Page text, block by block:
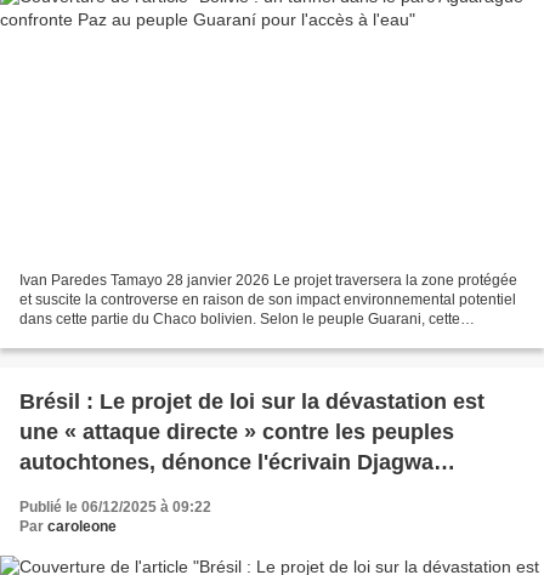
Ivan Paredes Tamayo 28 janvier 2026 Le projet traversera la zone protégée
et suscite la controverse en raison de son impact environnemental potentiel
dans cette partie du Chaco bolivien. Selon le peuple Guarani, cette
Brésil : Le projet de loi sur la dévastation est
une « attaque directe » contre les peuples
autochtones, dénonce l'écrivain Djagwa
Tukumbó
Publié le 06/12/2025 à 09:22
Par caroleone